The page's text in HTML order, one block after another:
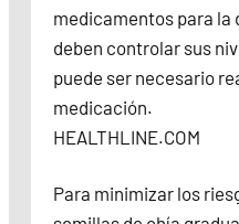
medicamentos para la
deben controlar sus
puede ser necesario
medicación.
HEALTHLINE.COM
Para minimizar los